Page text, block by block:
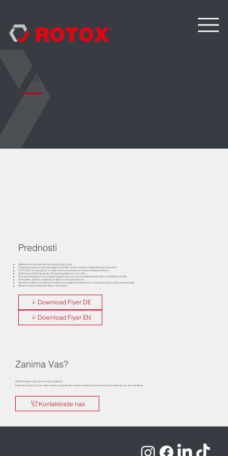
EPA 579
Prednosti
Stabilna zavarena konstrukcija postolja stroja
Dugotrajna preciznost zahvaljujući montaži ravnih vodilica na glodanim površinama
2 ili 4 CNC osi (opcija do 7) nude visoku ponovljivost i niska vremena ciklusa.
Veliki broj od 6/7 (opcija do 12) pozicija alata na vrhu i dnu
Provjerene jedinice za rezanje osiguravaju izvrsne rezultate obrade čak i kod folijskih profila.
Fleksibilno, nježno umetanje profila kroz kontrolirane osi
Okretni uređaj s kontroliranim motorom za glatko okretanje čak i kod nepovoljnih veličina elemenata
Moderno upravljanje Windows računalom
Download Flyer DE
Download Flyer EN
Zanima Vas?
Optimizirajmo vašu proizvodnju zajedno.
Naši stručnjaci će vam rado osobno savjetovati o našim strojevima i pronaći pravo rješenje za vaše zahtjeve.
Kontaktirajte nas